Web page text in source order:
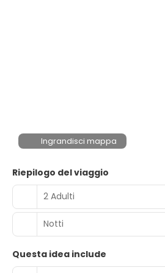
Ingrandisci mappa
Riepilogo del viaggio
2 Adulti
Notti
Questa idea include